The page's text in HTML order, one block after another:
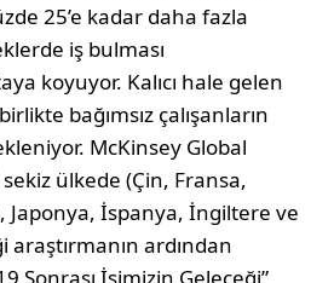
25’e kadar daha fazla
iş bulması
koyuyor. Kalıcı hale gelen
bağımsız çalışanların
McKinsey Global
ülkede (Çin, Fransa,
İspanya, İngiltere ve
araştırmanın ardından
Sonrası İşimizin Geleceği”